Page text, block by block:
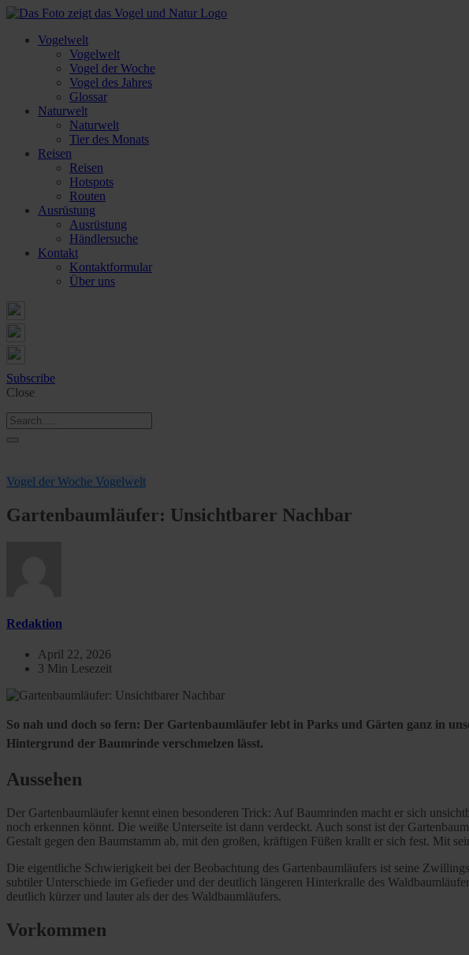
Vogelwelt
Vogelwelt
Vogel der Woche
Vogel des Jahres
Glossar
Naturwelt
Naturwelt
Tier des Monats
Reisen
Reisen
Hotspots
Routen
Ausrüstung
Ausrüstung
Händlersuche
Kontakt
Kontaktformular
Über uns
Subscribe
Close
Vogel der Woche Vogelwelt
Gartenbaumläufer: Unsichtbarer Nachbar
Redaktion
April 22, 2026
3 Min Lesezeit
So nah und doch so fern: Der Gartenbaumläufer lebt in Parks und Gärten ganz in
Hintergrund der Baumrinde verschmelzen lässt.
Aussehen
Der Gartenbaumläufer kennt einen besonderen Trick: Auf Baumrinden macht er sich
noch erkennen könnt. Die weiße Unterseite ist dann verdeckt. Auch sonst ist der
Gestalt gegen den Baumstamm ab, mit den großen, kräftigen Füßen krallt er sich fest. Mit
Die eigentliche Schwierigkeit bei der Beobachtung des Gartenbaumläufers ist seine
subtiler Unterschiede im Gefieder und der deutlich längeren Hinterkralle des
deutlich kürzer und lauter als der des Waldbaumläufers.
Vorkommen